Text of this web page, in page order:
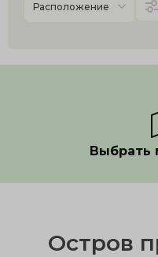
Новогодний
Расположение
Выбрать
Остров